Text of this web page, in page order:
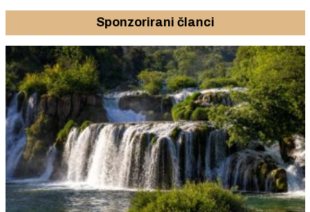
Sponzorirani članci